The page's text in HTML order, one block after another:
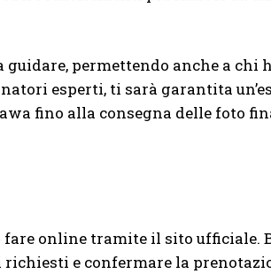
permettendo anche a chi
esperti, ti sarà garantita
fino alla consegna delle foto
online tramite il sito ufficiale.
e confermare la